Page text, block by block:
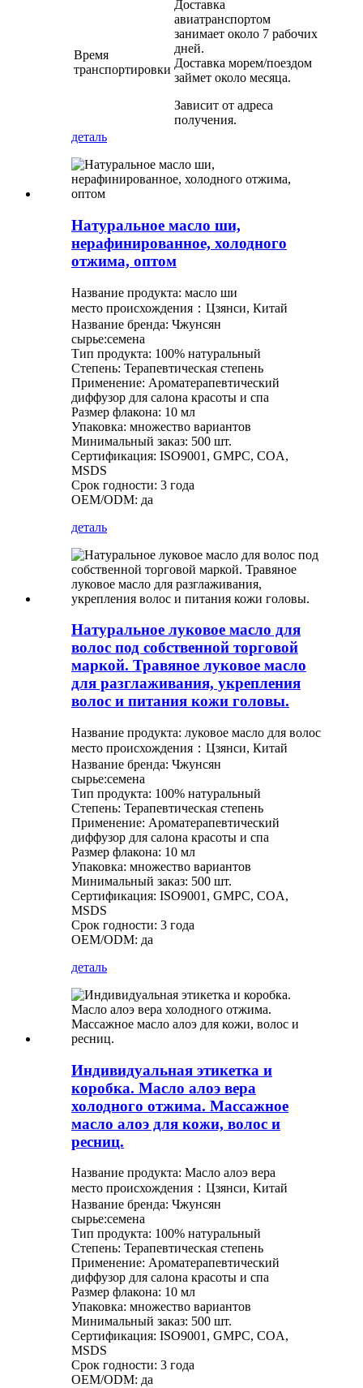
Время
транспортировки
Доставка
авиатранспортом
занимает около 7 рабочих
дней.
Доставка морем/поездом
займет около месяца.
Зависит от адреса
получения.
деталь
Натуральное масло ши,
нерафинированное, холодного
отжима, оптом
Название продукта: масло ши
место происхождения：Цзянси, Китай
Название бренда: Чжунсян
сырье:семена
Тип продукта: 100% натуральный
Степень: Терапевтическая степень
Применение: Ароматерапевтический
диффузор для салона красоты и спа
Размер флакона: 10 мл
Упаковка: множество вариантов
Минимальный заказ: 500 шт.
Сертификация: ISO9001, GMPC, COA,
MSDS
Срок годности: 3 года
OEM/ODM: да
деталь
Натуральное луковое масло для
волос под собственной торговой
маркой. Травяное луковое масло
для разглаживания, укрепления
волос и питания кожи головы.
Название продукта: луковое масло для волос
место происхождения：Цзянси, Китай
Название бренда: Чжунсян
сырье:семена
Тип продукта: 100% натуральный
Степень: Терапевтическая степень
Применение: Ароматерапевтический
диффузор для салона красоты и спа
Размер флакона: 10 мл
Упаковка: множество вариантов
Минимальный заказ: 500 шт.
Сертификация: ISO9001, GMPC, COA,
MSDS
Срок годности: 3 года
OEM/ODM: да
деталь
Индивидуальная этикетка и
коробка. Масло алоэ вера
холодного отжима. Массажное
масло алоэ для кожи, волос и
ресниц.
Название продукта: Масло алоэ вера
место происхождения：Цзянси, Китай
Название бренда: Чжунсян
сырье:семена
Тип продукта: 100% натуральный
Степень: Терапевтическая степень
Применение: Ароматерапевтический
диффузор для салона красоты и спа
Размер флакона: 10 мл
Упаковка: множество вариантов
Минимальный заказ: 500 шт.
Сертификация: ISO9001, GMPC, COA,
MSDS
Срок годности: 3 года
OEM/ODM: да